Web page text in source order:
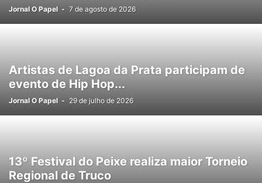
Jornal O Papel - 7 de agosto de 2026
Artistas de Lagoa da Prata participam de
evento de Hip Hop...
Jornal O Papel - 29 de julho de 2026
13º Festival do Peixe realiza maior Torneio
Regional de Truco